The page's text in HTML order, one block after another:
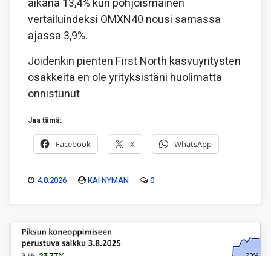
vertailuindeksi OMXN40 nousi samassa
ajassa 3,9%.
Joidenkin pienten First North kasvuyritysten
osakkeita en ole yrityksistäni huolimatta
onnistunut
Jaa tämä:
Facebook X WhatsApp
4.8.2026 KAI NYMAN 0